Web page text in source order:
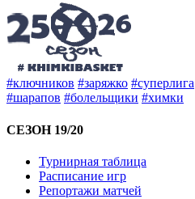
#ключников #заряжко #суперлига
#шарапов #болельщики #химки
СЕЗОН 19/20
Турнирная таблица
Расписание игр
Репортажи матчей